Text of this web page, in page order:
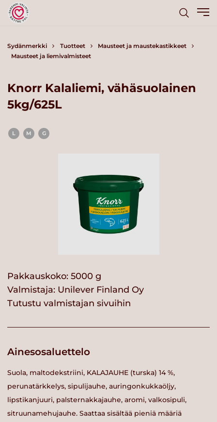
Sydänmerkki Tuotteet
Mausteet ja maustekastikkeet
Mausteet ja liemivalmisteet
Knorr Kalaliemi, vähäsuolainen
5kg/625L
L M G
Pakkauskoko: 5000 g
Valmistaja: Unilever Finland Oy
Tutustu valmistajan sivuihin
Ainesosaluettelo
Suola, maltodekstriini, KALAJAUHE (turska) 14 %,
perunatärkkelys, sipulijauhe, auringonkukkaöljy,
lipstikanjuuri, palsternakkajauhe, aromi, valkosipuli,
sitruunamehujauhe. Saattaa sisältää pieniä määriä